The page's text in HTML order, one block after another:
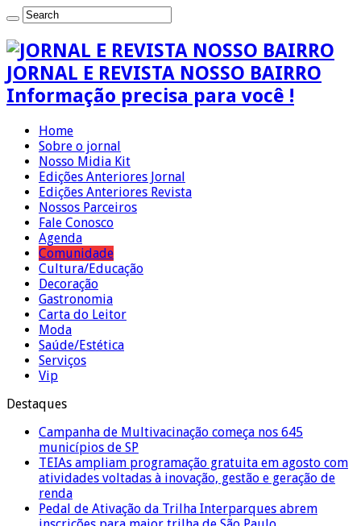
JORNAL E REVISTA NOSSO BAIRRO
Informação precisa para você !
Home
Sobre o jornal
Nosso Midia Kit
Edições Anteriores Jornal
Edições Anteriores Revista
Nossos Parceiros
Fale Conosco
Agenda
Comunidade
Cultura/Educação
Decoração
Gastronomia
Carta do Leitor
Moda
Saúde/Estética
Serviços
Vip
Destaques
Campanha de Multivacinação começa nos 645
municípios de SP
TEIAs ampliam programação gratuita em agosto com
atividades voltadas à inovação, gestão e geração de
renda
Pedal de Ativação da Trilha Interparques abrem